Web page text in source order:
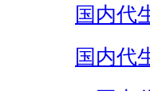
国内代
国内代